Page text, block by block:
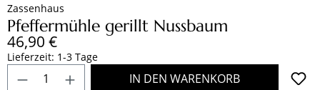
Zassenhaus
Pfeffermühle gerillt Nussbaum
Regulärer Preis:
46,90 €
Lieferzeit: 1-3 Tage
Produkt Anzahl: Gib den gewünschten
IN DEN WARENKORB